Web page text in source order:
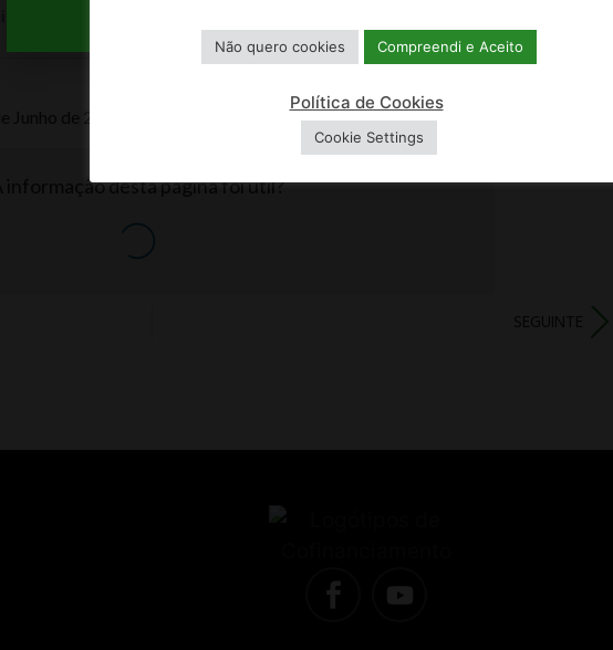
A informação desta página foi útil?
Não quero cookies Compreendi e Aceito
Política de Cookies
Cookie Settings